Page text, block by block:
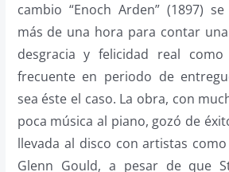
cambio “Enoch Arden” (1897)
más de una hora para contar
desgracia y felicidad real
frecuente en periodo de
sea éste el caso. La obra, con
poca música al piano, gozó de
llevada al disco con artistas
Glenn Gould, a pesar de que